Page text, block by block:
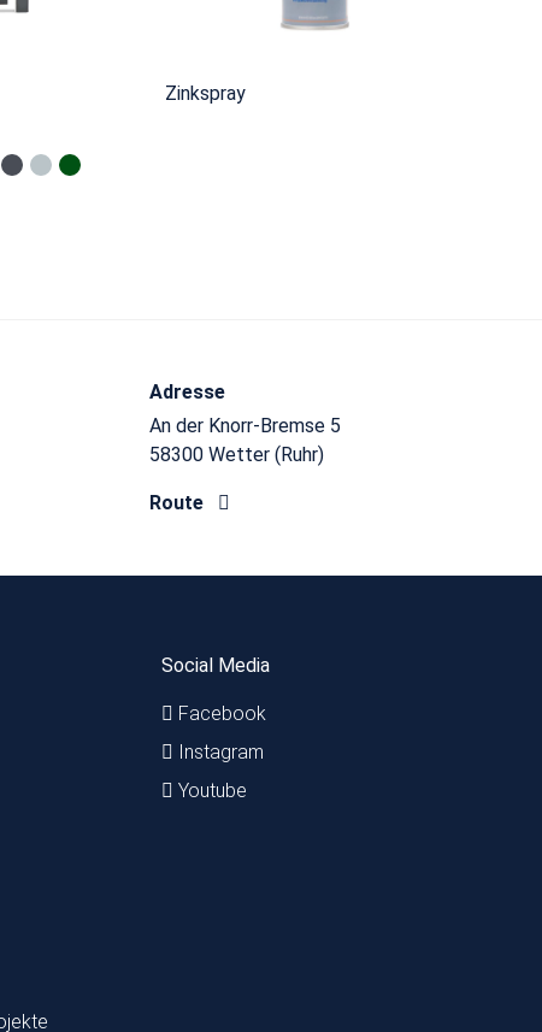
Zinkspray
Adresse
An der Knorr-Bremse 5
58300 Wetter (Ruhr)
Route
Social Media
Facebook
Instagram
Youtube